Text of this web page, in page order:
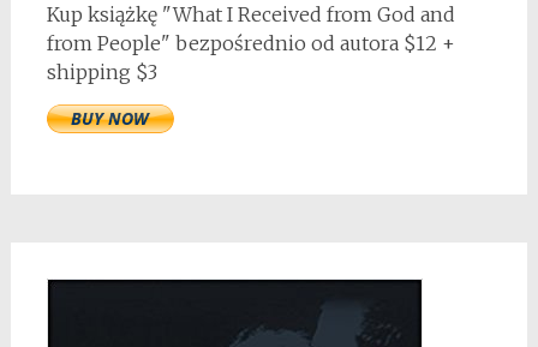
Kup książkę "What I Received from God and
from People" bezpośrednio od autora $12 +
shipping $3